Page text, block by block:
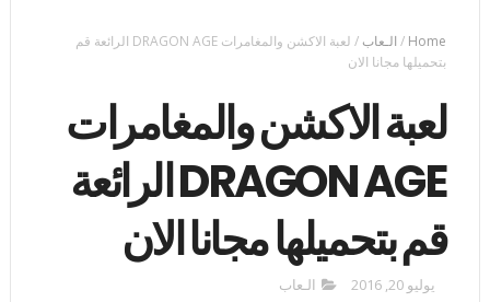
Home
/ الـعاب /
لعبة الاكشن والمغامرات DRAGON AGE الرائعة قم
بتحميلها مجانا الان
لعبة الاكشن والمغامرات
DRAGON AGE الرائعة
قم بتحميلها مجانا الان
يوليو 20, 2016 الـعاب